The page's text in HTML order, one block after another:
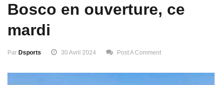
Bosco en ouverture, ce
mardi
Par Dsports 30 Avril 2024 Post A Comment